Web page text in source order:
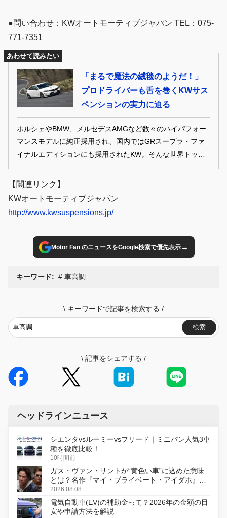
●問い合わせ：KWオートモーティブジャパン TEL：075-
771-7351
あわせて読みたい
「まるで魔法の絨毯のようだ！」
プロドライバーも舌を巻くKWサス
ペンションの実力に迫る
ポルシェやBMW、メルセデスAMGなど数々のハイパフォー
マンスモデルに純正採用され、国内ではGRスープラ・ファ
イナルエディションにも採用されたKW。そんな世界トップ
に投入したのが『V3クラブスポーツ』だ。サーキット走行を
した注目のセットアップをチェックする。
【関連リンク】
KWオートモーティブジャパン
http://www.kwsuspensions.jp/
Motor Fan のニュースをGoogle検索で優先表示→
キーワード: 車高調
\ キーワードで記事を検索する /
検索
\ 記事をシェアする /
ヘッドラインニュース
シエンタvsルーミーvsフリード｜ミニバン人気3車
種を徹底比較！
10時間前
ガス・ヴァン・サントが“黄色い車”に込めた意味
とは？名作『マイ・プライベート・アイダホ』が
初のデジタルリマスター版で復活
2026.08.08
電気自動車(EV)の補助金って？2026年の金額の目
安や申請方法を解説